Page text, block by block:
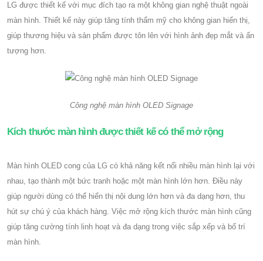
LG được thiết kế với mục đích tạo ra một không gian nghệ thuật ngoài
màn hình. Thiết kế này giúp tăng tính thẩm mỹ cho không gian hiển thị,
giúp thương hiệu và sản phẩm được tôn lên với hình ảnh đẹp mắt và ấn
tượng hơn.
Công nghệ màn hình OLED Signage
Kích thước màn hình được thiết kế có thể mở rộng
Màn hình OLED cong của LG có khả năng kết nối nhiều màn hình lại với
nhau, tạo thành một bức tranh hoặc một màn hình lớn hơn. Điều này
giúp người dùng có thể hiển thị nội dung lớn hơn và đa dạng hơn, thu
hút sự chú ý của khách hàng. Việc mở rộng kích thước màn hình cũng
giúp tăng cường tính linh hoạt và đa dạng trong việc sắp xếp và bố trí
màn hình.